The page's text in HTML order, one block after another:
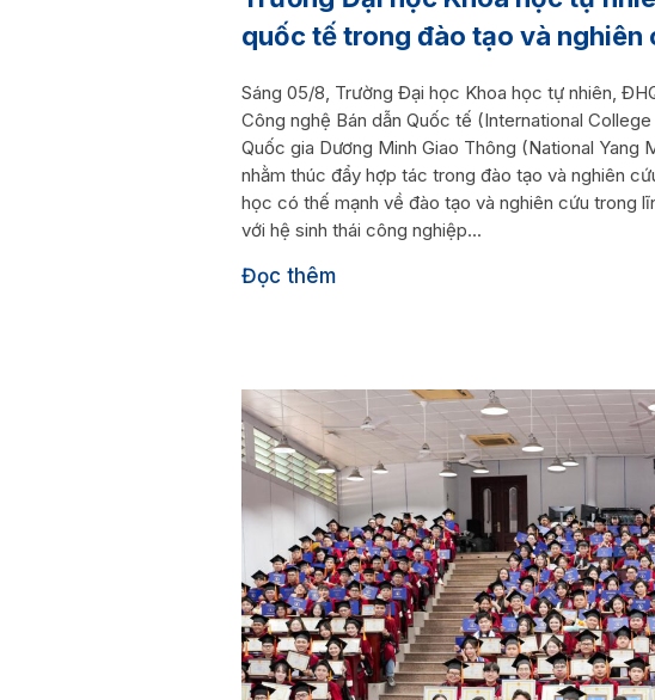
quốc tế trong đào tạo và nghiên
Sáng 05/8, Trường Đại học Khoa học tự nhiên,
Công nghệ Bán dẫn Quốc tế (International
Quốc gia Dương Minh Giao Thông (National Yang
nhằm thúc đẩy hợp tác trong đào tạo và nghiên
học có thế mạnh về đào tạo và nghiên cứu trong
với hệ sinh thái công nghiệp...
Đọc thêm